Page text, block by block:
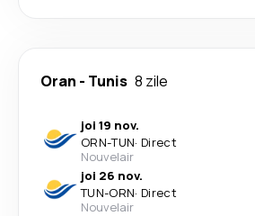
Oran - Tunis 8 zile
joi 19 nov.
ORN-TUN· Direct
Nouvelair
joi 26 nov.
TUN-ORN· Direct
Nouvelair